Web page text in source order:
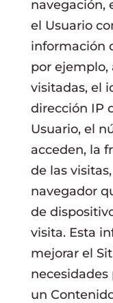
navegación,
el Usuario
información
por ejemplo,
visitadas, el
dirección IP
Usuario, el
acceden, la
de las
navegador
de
visita. Esta
mejorar el
necesidades
un